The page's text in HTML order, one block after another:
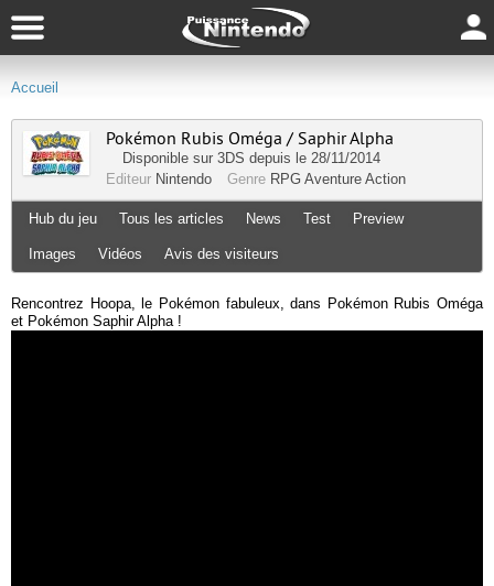
Accueil
Pokémon Rubis Oméga / Saphir Alpha
Disponible sur 3DS depuis le 28/11/2014
Editeur Nintendo Genre RPG Aventure Action
Hub du jeu Tous les articles News Test Preview
Images Vidéos Avis des visiteurs
Rencontrez Hoopa, le Pokémon fabuleux, dans Pokémon Rubis Oméga
et Pokémon Saphir Alpha !